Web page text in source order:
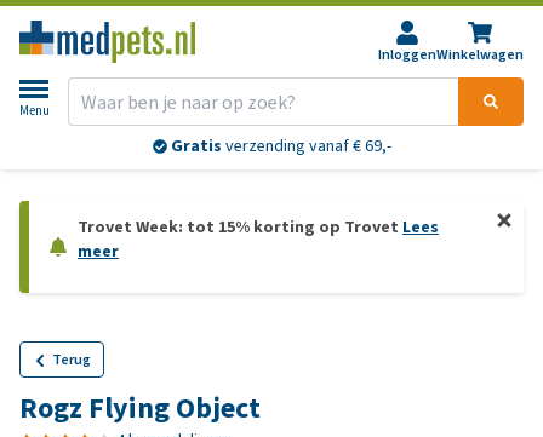
InloggenWinkelwagen
Menu
Gratis verzending vanaf € 69,-
Trovet Week: tot 15% korting op Trovet Lees
meer
Terug
Rogz Flying Object